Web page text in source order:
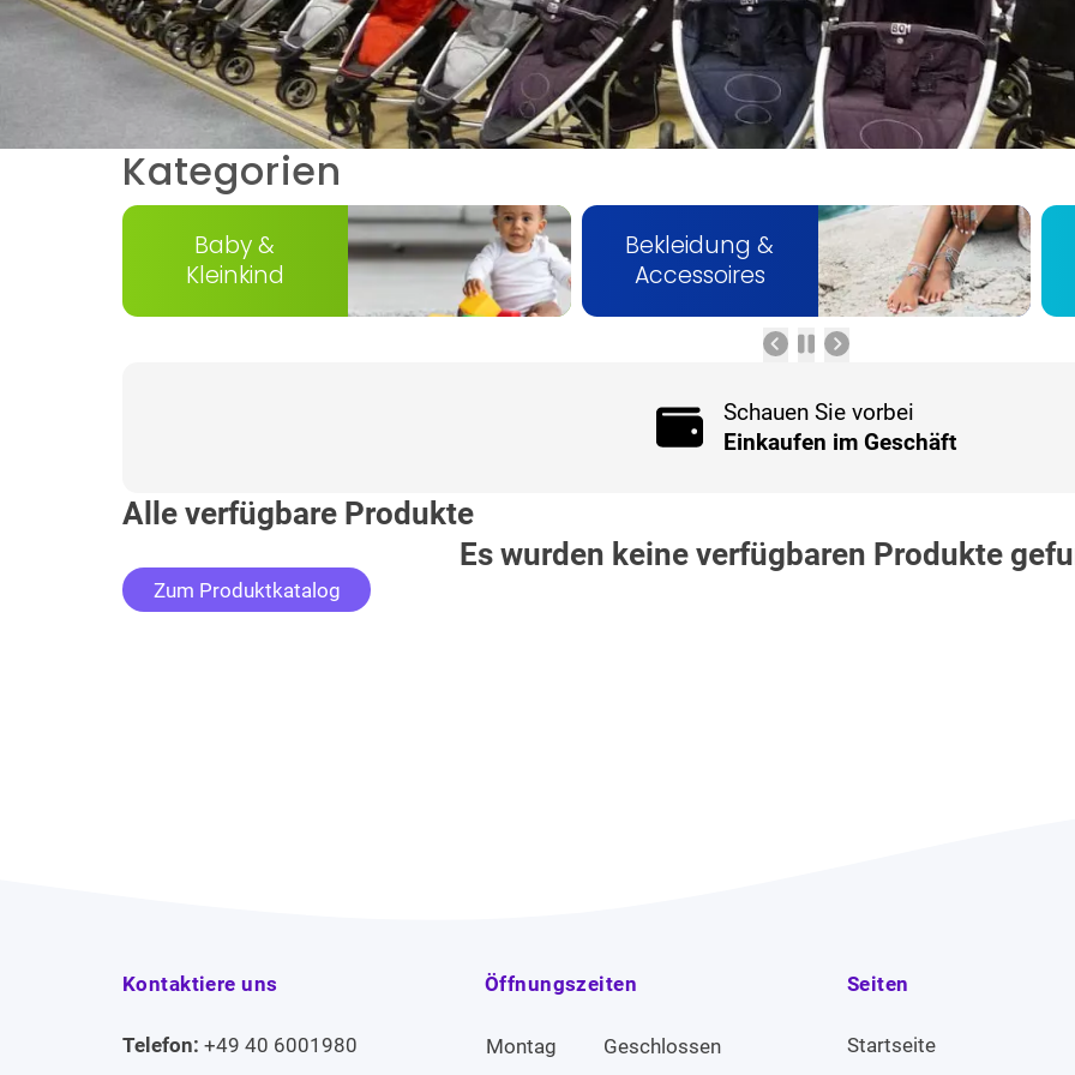
Kategorien
Zeige Karte 1 bis 1 von 21
Baby &
Kleinkind
Bekleidung &
Accessoires
Schauen Sie vorbei
Einkaufen im Geschäft
Alle verfügbare Produkte
Es wurden keine verfügbaren Produkte
Zum Produktkatalog
Kontaktiere uns
Telefon: +49 40 6001980
Öffnungszeiten
Montag
Geschlossen
Seiten
Startseite